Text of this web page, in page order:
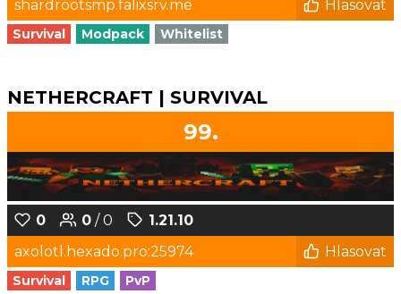
shardrootsmp.falixsrv.me Hlasovat
Survival Modpack Whitelist
NETHERCRAFT | SURVIVAL
99.
0 0 / 0
1.21.10
axolotl.hexado.pro:25974
Hlasovat
Survival RPG PvP